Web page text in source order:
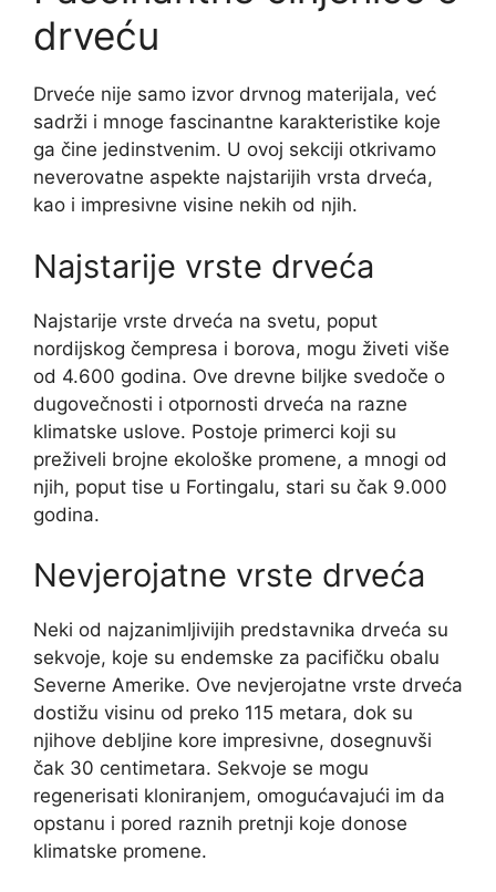
drveću
Drveće nije samo izvor drvnog materijala, već
sadrži i mnoge fascinantne karakteristike koje
ga čine jedinstvenim. U ovoj sekciji otkrivamo
neverovatne aspekte najstarijih vrsta drveća,
kao i impresivne visine nekih od njih.
Najstarije vrste drveća
Najstarije vrste drveća na svetu, poput
nordijskog čempresa i borova, mogu živeti više
od 4.600 godina. Ove drevne biljke svedoče o
dugovečnosti i otpornosti drveća na razne
klimatske uslove. Postoje primerci koji su
preživeli brojne ekološke promene, a mnogi od
njih, poput tise u Fortingalu, stari su čak 9.000
godina.
Nevjerojatne vrste drveća
Neki od najzanimljivijih predstavnika drveća su
sekvoje, koje su endemske za pacifičku obalu
Severne Amerike. Ove nevjerojatne vrste drveća
dostižu visinu od preko 115 metara, dok su
njihove debljine kore impresivne, dosegnuvši
čak 30 centimetara. Sekvoje se mogu
regenerisati kloniranjem, omogućavajući im da
opstanu i pored raznih pretnji koje donose
klimatske promene.